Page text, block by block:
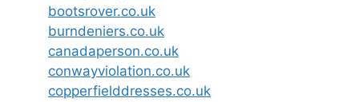
bootsrover.co.uk
burndeniers.co.uk
canadaperson.co.uk
conwayviolation.co.uk
copperfielddresses.co.uk